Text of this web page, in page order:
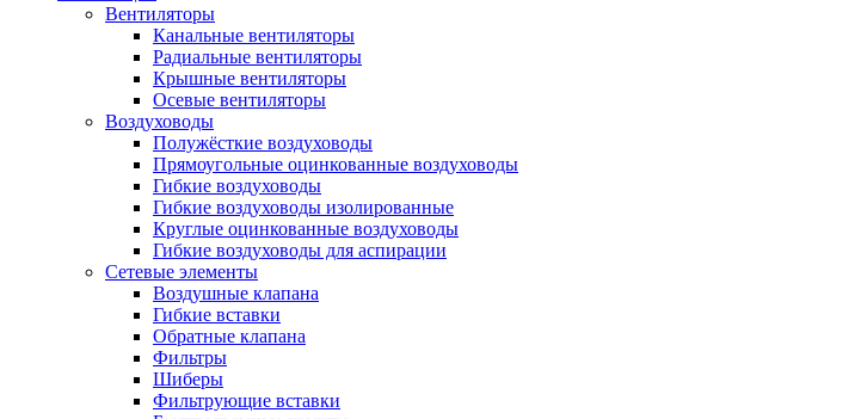
Вентиляторы
Канальные вентиляторы
Радиальные вентиляторы
Крышные вентиляторы
Осевые вентиляторы
Воздуховоды
Полужёсткие воздуховоды
Прямоугольные оцинкованные воздуховоды
Гибкие воздуховоды
Гибкие воздуховоды изолированные
Круглые оцинкованные воздуховоды
Гибкие воздуховоды для аспирации
Сетевые элементы
Воздушные клапана
Гибкие вставки
Обратные клапана
Фильтры
Шиберы
Фильтрующие вставки